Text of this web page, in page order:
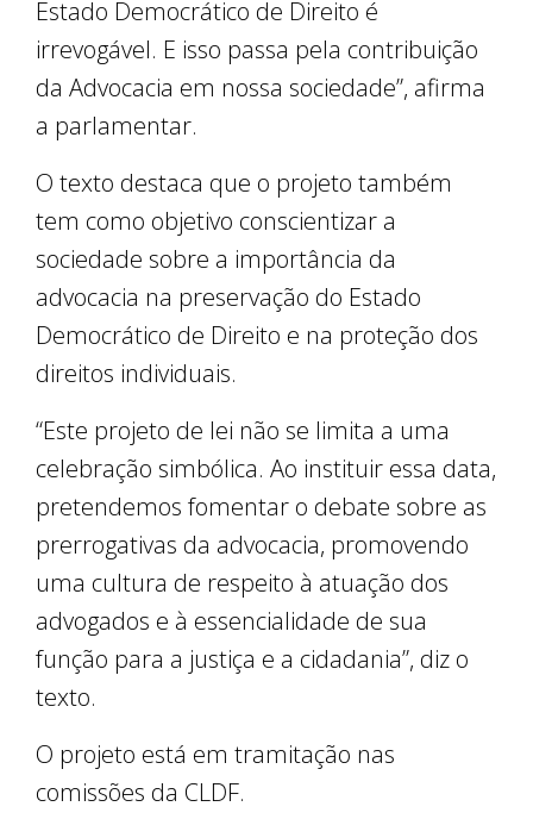
Estado Democrático de Direito é
irrevogável. E isso passa pela contribuição
da Advocacia em nossa sociedade”, afirma
a parlamentar.
O texto destaca que o projeto também
tem como objetivo conscientizar a
sociedade sobre a importância da
advocacia na preservação do Estado
Democrático de Direito e na proteção dos
direitos individuais.
“Este projeto de lei não se limita a uma
celebração simbólica. Ao instituir essa data,
pretendemos fomentar o debate sobre as
prerrogativas da advocacia, promovendo
uma cultura de respeito à atuação dos
advogados e à essencialidade de sua
função para a justiça e a cidadania”, diz o
texto.
O projeto está em tramitação nas
comissões da CLDF.